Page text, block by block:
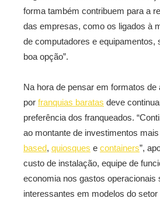
forma também contribuem para a
das empresas, como os ligados à
de computadores e equipamentos,
boa opção”.
Na hora de pensar em formatos de
por franquias baratas deve
preferência dos franqueados.
ao montante de investimentos
based, quiosques e containers”,
custo de instalação, equipe de
economia nos gastos operacionais
interessantes em modelos do